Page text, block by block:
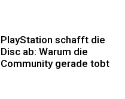
PlayStation schafft die
Disc ab: Warum die
Community gerade tobt